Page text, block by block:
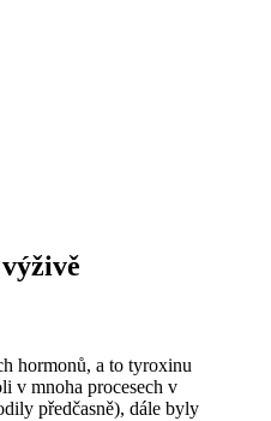
hormonů, a to tyroxinu
v mnoha procesech v
předčasně), dále byly